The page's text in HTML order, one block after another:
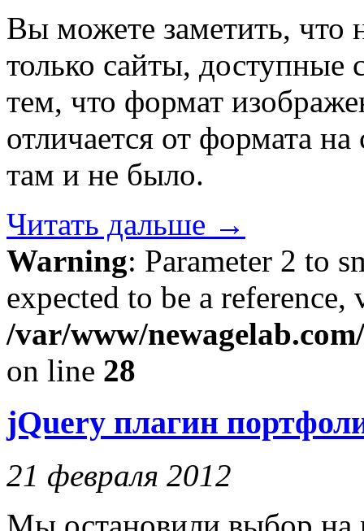
Вы можете заметить, что
только сайты, доступные
тем, что формат
отличается от формата
там и не было.
Читать дальше →
Warning: Parameter 2 to
expected to be a
/var/www/
on line 28
jQuery плагин
21 февраля 2012